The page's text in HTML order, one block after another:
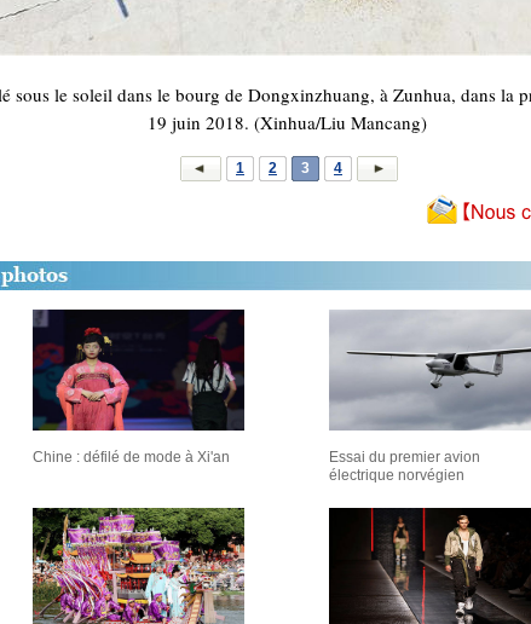
sous le soleil dans le bourg de Dongxinzhuang, à Zunhua, dans la
19 juin 2018. (Xinhua/Liu Mancang)
1 2 3 4
Chine : défilé de mode à Xi'an
Essai du premier avion
électrique norvégien